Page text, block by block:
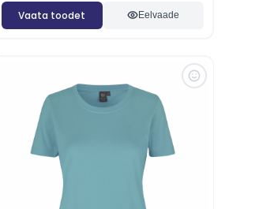
Vaata toodet Eelvaade